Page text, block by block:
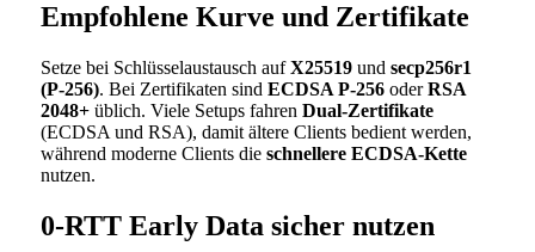
Empfohlene Kurve und Zertifikate
Setze bei Schlüsselaustausch aufX25519und secp256r1
(P-256). Bei Zertifikaten sind ECDSA P-256oderRSA
2048+üblich. Viele Setups fahren Dual-Zertifikate
(ECDSA und RSA), damit ältere Clients bedient werden,
während moderne Clients die schnellere ECDSA-Kette
nutzen.
0-RTT Early Data sicher nutzen